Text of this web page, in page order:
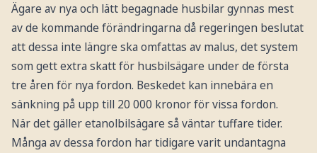
Ägare av nya och lätt begagnade husbilar gynnas mest
av de kommande förändringarna då regeringen beslutat
att dessa inte längre ska omfattas av malus, det system
som gett extra skatt för husbilsägare under de första
tre åren för nya fordon. Beskedet kan innebära en
sänkning på upp till 20 000 kronor för vissa fordon.
När det gäller etanolbilsägare så väntar tuffare tider.
Många av dessa fordon har tidigare varit undantagna